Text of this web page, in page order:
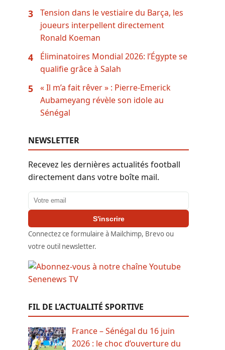
3
Tension dans le vestiaire du Barça, les
joueurs interpellent directement
Ronald Koeman
4
Éliminatoires Mondial 2026: l’Égypte se
qualifie grâce à Salah
5
« Il m’a fait rêver » : Pierre-Emerick
Aubameyang révèle son idole au
Sénégal
NEWSLETTER
Recevez les dernières actualités football
directement dans votre boîte mail.
Adresse email
S'inscrire
Connectez ce formulaire à Mailchimp, Brevo ou
votre outil newsletter.
FIL DE L’ACTUALITÉ SPORTIVE
France – Sénégal du 16 juin
2026 : le choc d’ouverture du